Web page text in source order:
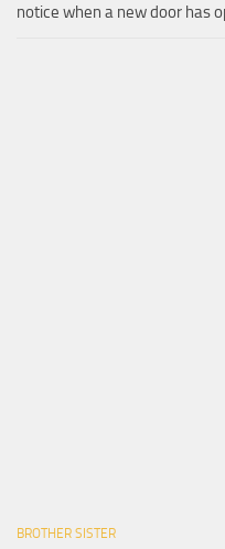
notice when a new door has
BROTHER SISTER